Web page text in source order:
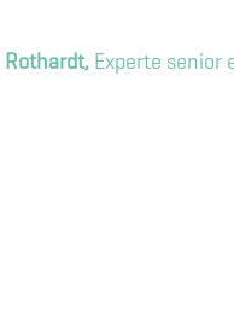
Experte senior